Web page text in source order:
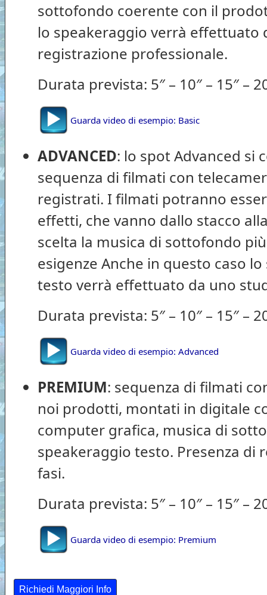
sottofondo coerente con il
lo speakeraggio verrà effettuato
registrazione professionale.
Durata prevista: 5″ – 10″ – 15″ –
Guarda video di esempio: Basic
ADVANCED: lo spot Advanced si
sequenza di filmati con
registrati. I filmati potranno
effetti, che vanno dallo stacco
scelta la musica di sottofondo
esigenze Anche in questo caso
testo verrà effettuato da uno
Durata prevista: 5″ – 10″ – 15″ –
Guarda video di esempio: Advanced
PREMIUM: sequenza di filmati
noi prodotti, montati in digitale
computer grafica, musica di
speakeraggio testo. Presenza di
fasi.
Durata prevista: 5″ – 10″ – 15″ –
Guarda video di esempio: Premium
Richiedi Maggiori Info